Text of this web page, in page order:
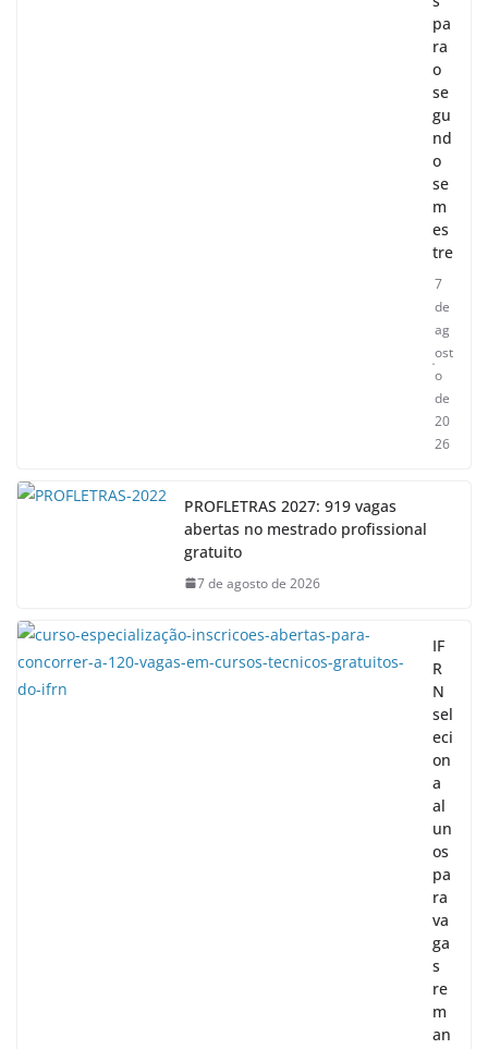
pa
ra
o
se
gu
nd
o
se
m
es
tre
7
de
ag
ost
o
de
20
26
PROFLETRAS 2027: 919 vagas
abertas no mestrado profissional
gratuito
7 de agosto de 2026
IF
R
N
sel
eci
on
a
al
un
os
pa
ra
va
ga
s
re
m
an